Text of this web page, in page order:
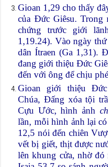
Gioan 1,29 cho thấy
của Đức Giêsu. Trong
chứng trước giới
1,19.24). Vào ngày
dân Ítraen (Ga 1,31).
đang giới thiệu Đức
đến với ông để chịu
Gioan giới thiệu
Chúa, Đấng xóa tội
Cựu Ước, hình ảnh
lần, mỗi hình ảnh lại
12,5 nói đến chiên
vết bị giết, thịt được
lên khung cửa, nhờ đó